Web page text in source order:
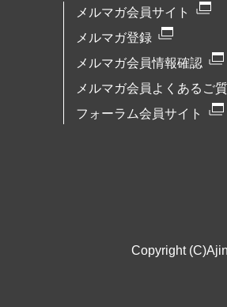
メルマガ会員サイト
メルマガ登録
メルマガ会員情報確認
メルマガ会員よくあるご
フォーラム会員サイト
Copyright